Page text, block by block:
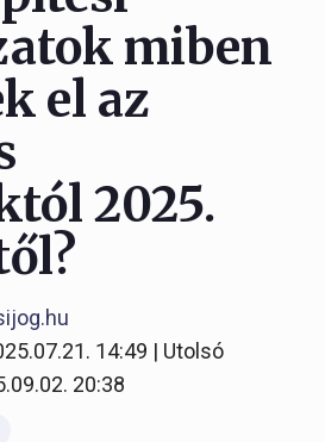
miben
el az
2025.
14:49 | Utolsó
20:38